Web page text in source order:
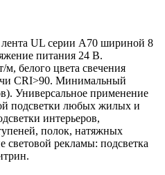
лента UL серии A70 шириной 8
питания 24 В.
белого цвета свечения
CRI>90. Минимальный
Универсальное применение
подсветки любых жилых и
интерьеров,
полок, натяжных
световой рекламы: подсветка